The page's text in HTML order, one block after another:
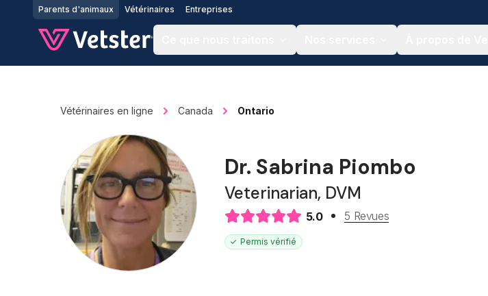
Jump to main content
Parents d'animaux Vétérinaires Entreprises
Vétérinaires en ligne Canada Ontario
Dr. Sabrina Piombo
Veterinarian, DVM
5.0 5 Revues
Permis vérifié